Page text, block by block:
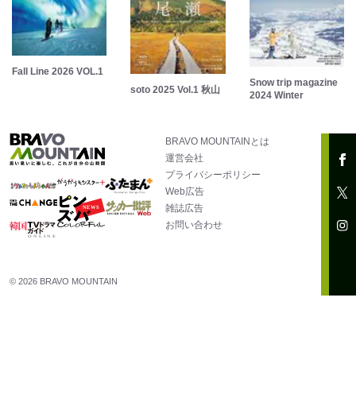
Fall Line 2026 VOL.1
soto 2025 Vol.1 秋山
Snow trip magazine
2024 Winter
BRAVO MOUNTAINとは
運営会社
プライバシーポリシー
Web広告
雑誌広告
お問い合わせ
© 2026 BRAVO MOUNTAIN